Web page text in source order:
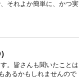
それよか簡単に、かつ実
。皆さんも聞いたことは
あるかもしれませんので